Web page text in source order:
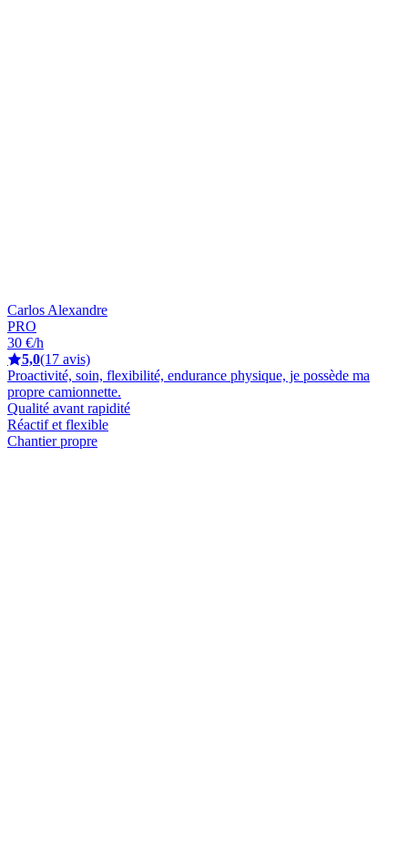
Carlos Alexandre
PRO
30 €/h
5,0(17 avis)
Proactivité, soin, flexibilité, endurance physique, je possède ma
propre camionnette.
Qualité avant rapidité
Réactif et flexible
Chantier propre